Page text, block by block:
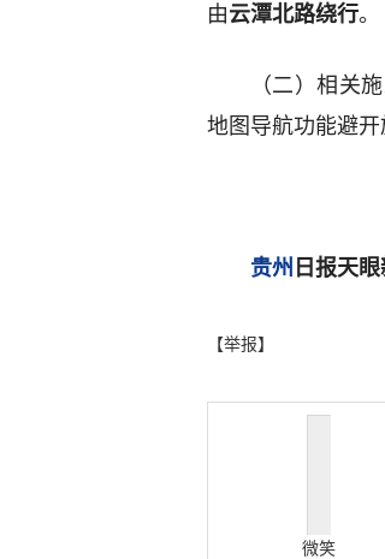
由云潭北路绕行。
（二）相关
地图导航功能避开
贵州 日报天
【举报】
微笑